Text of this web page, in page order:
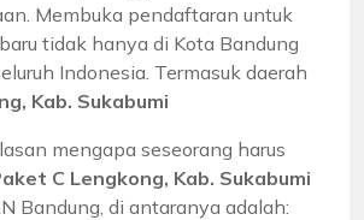
Membuka pendaftaran untuk
tidak hanya di Kota Bandung
Indonesia. Termasuk daerah
Kab. Sukabumi
mengapa seseorang harus
C Lengkong, Kab. Sukabumi
Bandung, di antaranya adalah: